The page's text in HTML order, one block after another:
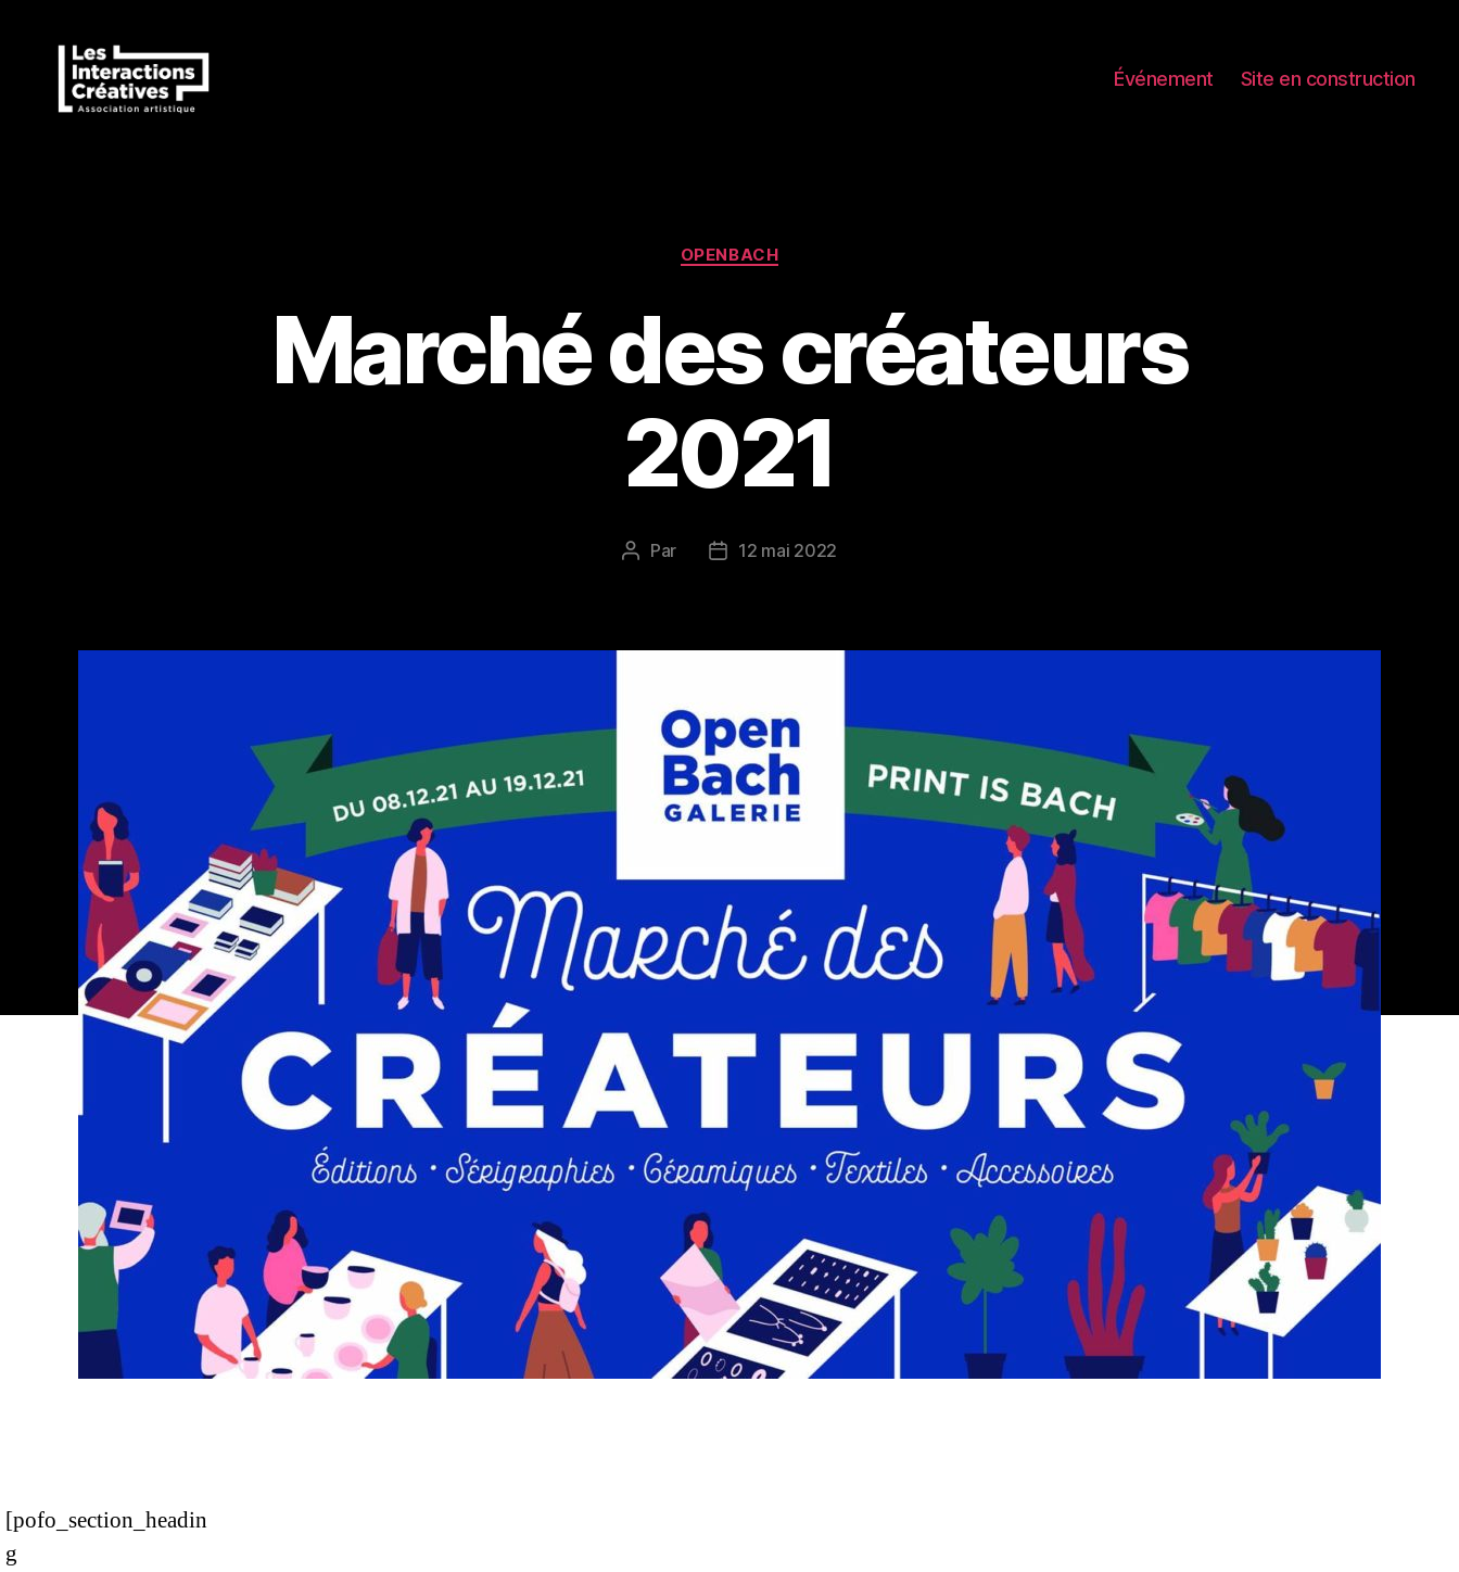
Événement Site en construction
Catégories
OPENBACH
Marché des créateurs
2021
Auteur
Par
Date12 mai 2022
[pofo_section_headin
g